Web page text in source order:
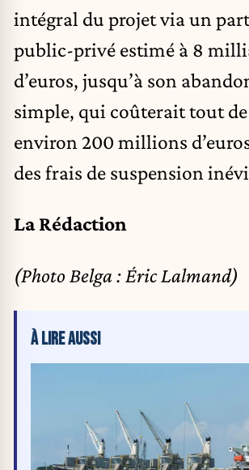
intégral du projet via un
public-privé estimé à 8
d’euros, jusqu’à son
simple, qui coûterait tout
environ 200 millions
des frais de suspension
La Rédaction
(Photo Belga : Éric Lalmand)
À LIRE AUSSI